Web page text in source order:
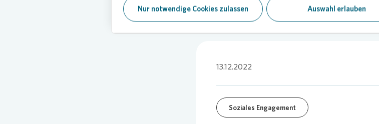
Nur notwendige Cookies zulassen Auswahl erlauben
13.12.2022
Soziales Engagement